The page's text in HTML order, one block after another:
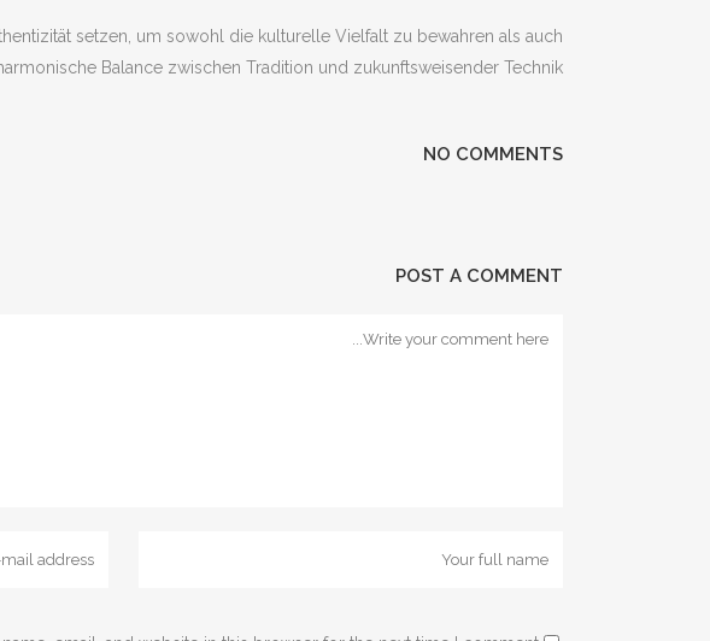
setzen, um sowohl die kulturelle Vielfalt zu bewahren als auch
Balance zwischen Tradition und zukunftsweisender Technik.
NO COMMENTS
POST A COMMENT